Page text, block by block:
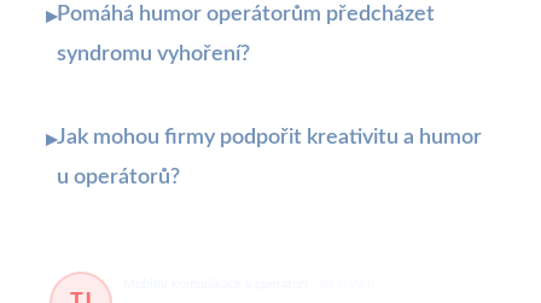
▸Pomáhá humor operátorům předcházet
syndromu vyhoření?
▸Jak mohou firmy podpořit kreativitu a humor
u operátorů?